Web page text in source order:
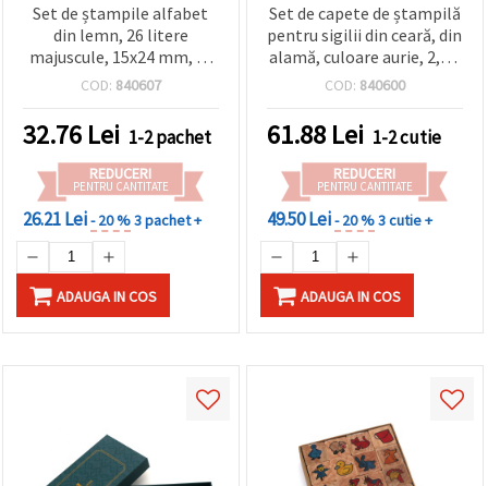
Set de ștampile alfabet
din lemn, 26 litere
majuscule, 15x24 mm, cu
tușieră 24x24 mm
COD: 840607
32.76 Lei 1-2 pachet
REDUCERI
PENTRU CANTITATE
26.21 Lei- 20 %3 pachet +
ADAUGA IN COS
Set de capete de ștampilă
pentru sigilii din ceară, din
alamă, culoare aurie, 2,5 x
1,3 mm, 10 buc.
COD: 840600
61.88 Lei 1-2 cutie
REDUCERI
PENTRU CANTITATE
49.50 Lei- 20 %3 cutie +
ADAUGA IN COS